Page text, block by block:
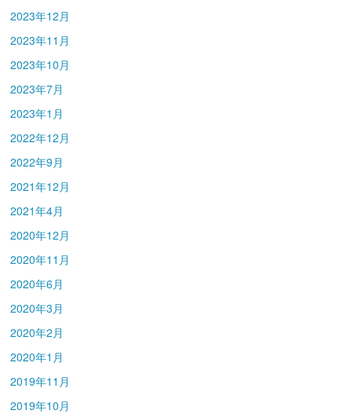
2023年12月
2023年11月
2023年10月
2023年7月
2023年1月
2022年12月
2022年9月
2021年12月
2021年4月
2020年12月
2020年11月
2020年6月
2020年3月
2020年2月
2020年1月
2019年11月
2019年10月